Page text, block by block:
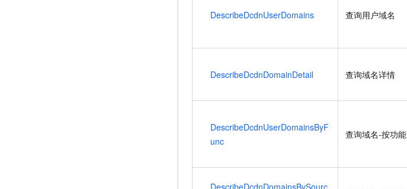
DescribeDcdnUserDomains 查询用户域名
DescribeDcdnDomainDetail 查询域名详情
DescribeDcdnUserDomainsByF
unc
查询域名-按功能
DescribeDcdnDomainsBySourc